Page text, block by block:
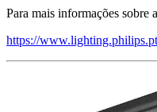
Para mais informações sobre
https://